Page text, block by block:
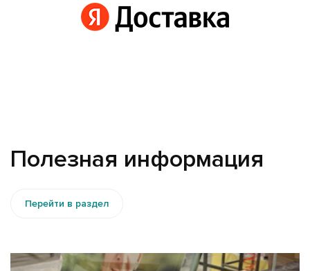
Полезная информация
Перейти в раздел